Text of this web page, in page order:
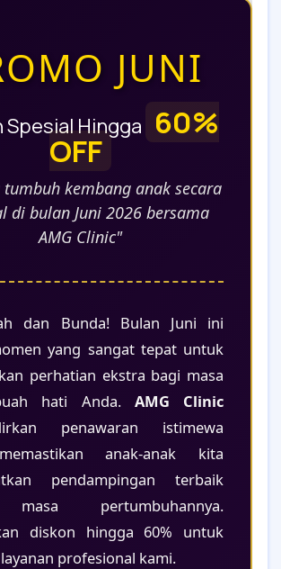
JUNI
Spesial Hingga 60%
OFF
tumbuh kembang anak secara
di bulan Juni 2026 bersama
AMG Clinic"
dan Bunda! Bulan Juni ini
yang sangat tepat untuk
perhatian ekstra bagi masa
hati Anda. AMG Clinic
penawaran istimewa
anak-anak kita
pendampingan terbaik
pertumbuhannya.
diskon hingga 60% untuk
profesional kami.